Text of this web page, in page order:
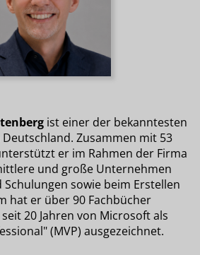
ist einer der bekanntesten
Deutschland. Zusammen mit 53
er im Rahmen der Firma
und große Unternehmen
sowie beim Erstellen
hat er über 90 Fachbücher
20 Jahren von Microsoft als
(MVP) ausgezeichnet.